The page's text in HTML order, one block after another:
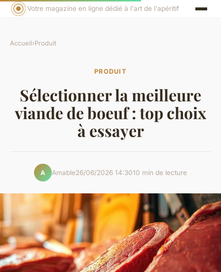
Votre magazine en ligne dédié à l'art de l'apéritif
Accueil›Produit
PRODUIT
Sélectionner la meilleure
viande de boeuf : top choix
à essayer
A Amable26/06/2026 14:3010 min de lecture